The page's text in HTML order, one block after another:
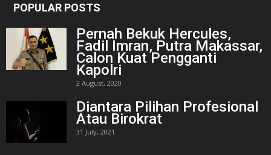
POPULAR POSTS
Pernah Bekuk Hercules,
Fadil Imran, Putra Makassar,
Calon Kuat Pengganti
Kapolri
2 August, 2020
Diantara Pilihan Profesional
Atau Birokrat
31 July, 2021